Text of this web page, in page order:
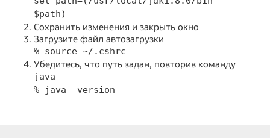
$path)
Сохранить изменения и закрыть окно
Загрузите файл автозагрузки
% source ~/.cshrc
Убедитесь, что путь задан, повторив команду
java
% java -version